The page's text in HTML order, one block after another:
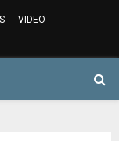
VIDEO